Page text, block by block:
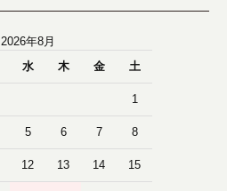
2026年8月
水 木 金 土
1
5 6 7 8
12 13 14 15